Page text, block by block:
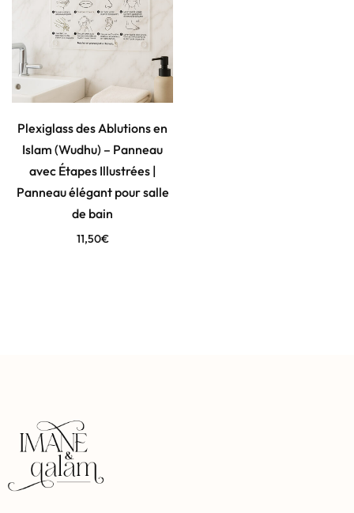
Plexiglass des Ablutions en
Islam (Wudhu) – Panneau
avec Étapes Illustrées |
Panneau élégant pour salle
de bain
11,50€